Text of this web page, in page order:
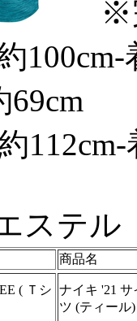
※
69cm
112cm-
ステ
商品名
( Ｔシ ナイキ '21
ツ (ティール)